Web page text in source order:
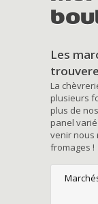
Les
La
plusieurs
plus de
panel
venir nous
fromages !